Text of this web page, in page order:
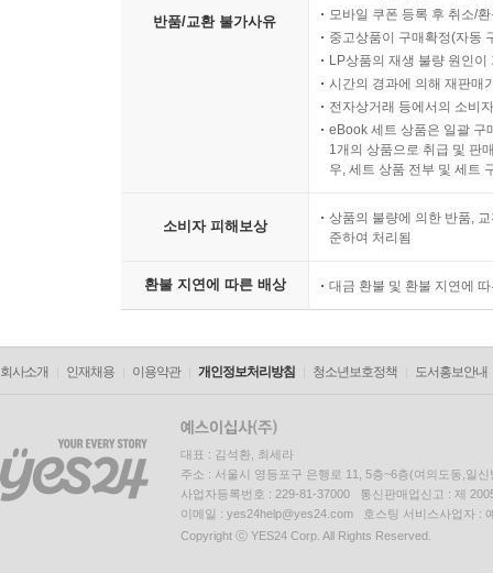
반품/교환 불가사유
모바일 쿠폰 등록 후 취소/
중고상품이 구매확정(자동
LP상품의 재생 불량 원인
시간의 경과에 의해 재판매
전자상거래 등에서의 소비
eBook 세트 상품은 일괄 구
1개의 상품으로 취급 및 판
우, 세트 상품 전부 및 세트
소비자 피해보상
상품의 불량에 의한 반품,
준하여 처리됨
환불 지연에 따른 배상 대금 환불 및 환불 지연에
회사소개 인재채용 이용약관 개인정보처리방침 청소년보호정책 도서홍보안내
대표 : 김석환, 최세라
주소 : 서울시 영등포구 은행로 11, 5층~6층(여의도동,일신
사업자등록번호 : 229-81-37000 통신판매업신고 : 제
이메일 : yes24help@yes24.com 호스팅 서비스사업자 :
Copyright ⓒ YES24 Corp. All Rights Reserved.